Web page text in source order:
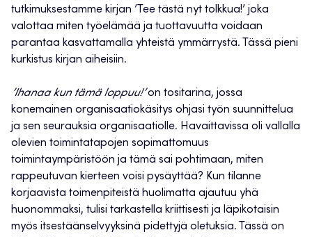
tutkimuksestamme kirjan ’Tee tästä nyt tolkkua!’ joka
valottaa miten työelämää ja tuottavuutta voidaan
parantaa kasvattamalla yhteistä ymmärrystä. Tässä pieni
kurkistus kirjan aiheisiin.
’Ihanaa kun tämä loppuu!’on tositarina, jossa
konemainen organisaatiokäsitys ohjasi työn suunnittelua
ja sen seurauksia organisaatiolle. Havaittavissa oli vallalla
olevien toimintatapojen sopimattomuus
toimintaympäristöön ja tämä sai pohtimaan, miten
rappeutuvan kierteen voisi pysäyttää? Kun tilanne
korjaavista toimenpiteistä huolimatta ajautuu yhä
huonommaksi, tulisi tarkastella kriittisesti ja läpikotaisin
myös itsestäänselvyyksinä pidettyjä oletuksia. Tässä on